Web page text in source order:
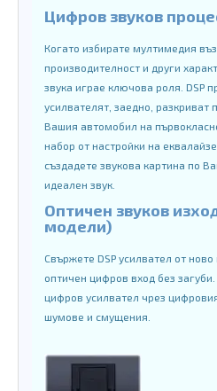
Цифров звуков
Когато избирате мултимедия
производителност и други
звука играе ключова роля. DSP
усилвателят, заедно, разкриват
Вашия автомобил на
набор от настройки на
създадете звукова картина по
идеален звук.
Оптичен звуков
модели)
Свържете DSP усилвател от
оптичен цифров вход без
цифров усилвател чрез
шумове и смущения.